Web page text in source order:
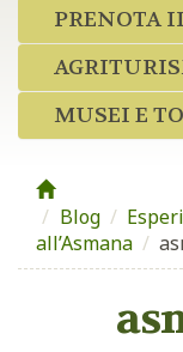
PRENOTA
MUSEI E
Blog /
all’Asmana /